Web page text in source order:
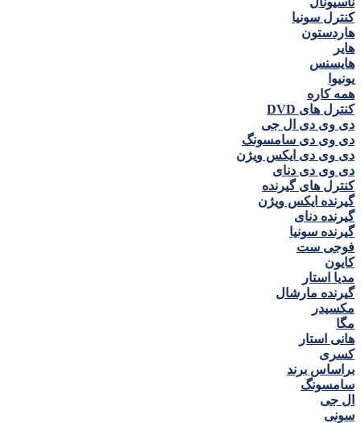
کنترل سونيا
هاردستون
هاير
هايسنس
يونيوا
همه كاره
کنترل های DVD
دی وی دی ال جی
دی وی دی سامسونگ
دی وی دی ايكس ويژن
دی وی دی دنای
کنترل های گیرنده
گیرنده ايكس ويژن
گیرنده دنای
گیرنده سونیا
فوجی ست
كايون
مديا استار
گیرنده مارشال
مكسيدر
مگا
هانی استار
كسری
براساس برند
سامسونگ
ال جی
سونی